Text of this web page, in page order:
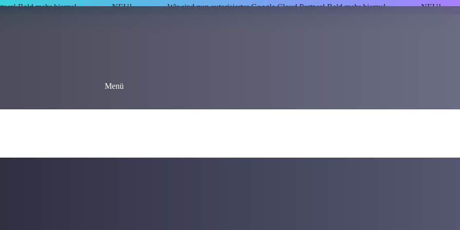
Bald mehr hierzu! NEU! Wir sind nun autorisierter Google Cloud Partner! Bald mehr hierzu! NEU!
Menü